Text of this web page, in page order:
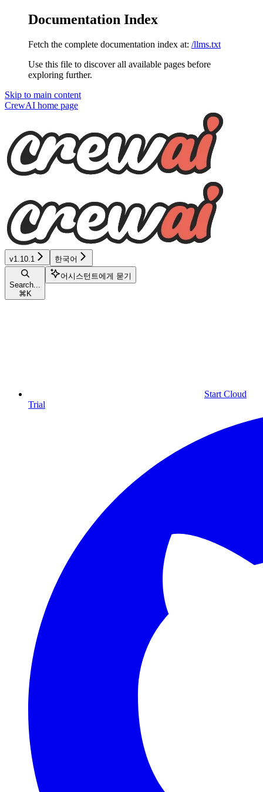
Documentation Index
Fetch the complete documentation index at: /llms.txt
Use this file to discover all available pages before
exploring further.
Skip to main content
CrewAI home page
v1.10.1 한국어
Search...
⌘ K
어시스턴트에게 묻기
Start Cloud
Trial